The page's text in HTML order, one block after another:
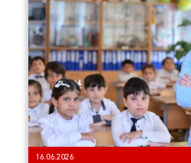
16.06.2026